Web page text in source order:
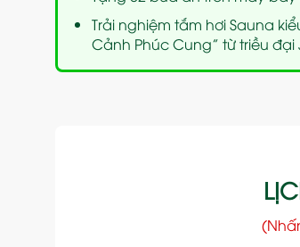
Trải nghiệm tắm hơi Sauna
Cảnh Phúc Cung” từ triều đại